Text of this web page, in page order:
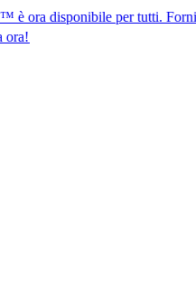
per tutti. Fornire